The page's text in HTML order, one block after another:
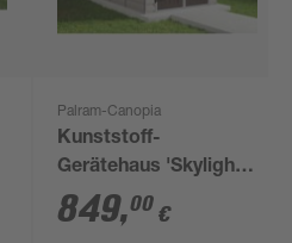
Palram-Canopia
Kunststoff-
Gerätehaus 'Skylight'
185 x 304 cm
Polycarbonat
849,00 €